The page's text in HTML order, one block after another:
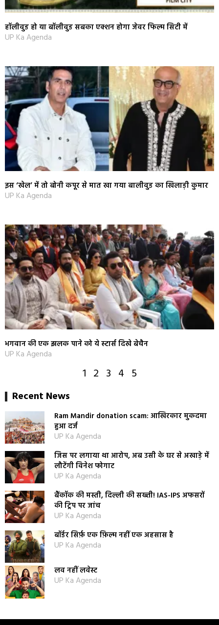
हॉलीवुड हो या बॉलीवुड सबका एक्‍शन होगा जेवर फिल्म सिटी में
UP Ka Agenda
इस ‘खेल’ में तो बोनी कपूर से मात खा गया बालीवुड का खिलाड़ी कुमार
UP Ka Agenda
भगवान की एक झलक पाने को ये स्‍टार्स दिखे बेचैन
UP Ka Agenda
1 2 3 4 5
Recent News
Ram Mandir donation scam: आखिरकार मुकदमा
हुआ दर्ज
UP Ka Agenda
जिस पर लगाया था आरोप, अब उसी के घर से अखाड़े में
लौटेंगी विनेश फोगाट
UP Ka Agenda
बैंकॉक की मस्ती, दिल्ली की सख्ती! IAS-IPS अफसरों
की ट्रिप पर जांच
UP Ka Agenda
बॉर्डर सिर्फ़ एक फ़िल्म नहीं एक अहसास है
UP Ka Agenda
लव नहीं लवेस्ट
UP Ka Agenda